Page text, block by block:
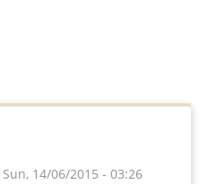
Sun, 14/06/2015 - 03:26